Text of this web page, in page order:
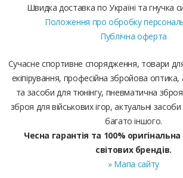
Швидка доставка по Україні та гнучка
Положення про обробку
Публічна оферта
Сучасне спортивне спорядження, товари
екіпірування, професійна збройова оптика,
та засоби для тюнінгу, пневматична
зброя для військових ігор, актуальні
багато іншого.
Чесна гарантія та 100%
світових брендів.
» Мапа сайту